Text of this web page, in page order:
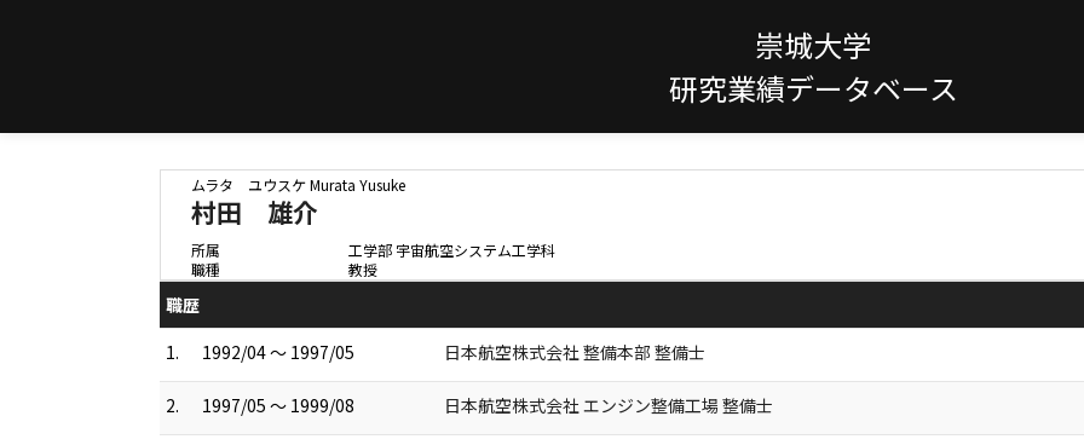
崇城大学
研究業績データベース
ムラタ ユウスケMurata Yusuke
村田 雄介
所属
工学部 宇宙航空システム工学科
職種
教授
職歴
1.
1992/04 ～ 1997/05 日本航空株式会社 整備本部 整備士
2. 1997/05 ～ 1999/08 日本航空株式会社 エンジン整備工場 整備士